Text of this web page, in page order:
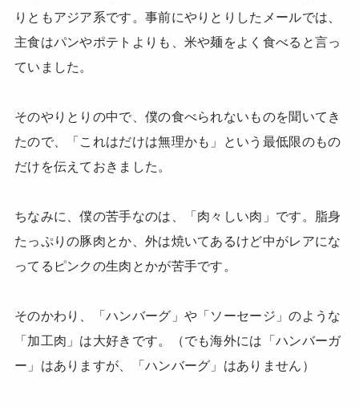
りともアジア系です。事前にやりとりしたメールでは、
主食はパンやポテトよりも、米や麺をよく食べると言っ
ていました。
そのやりとりの中で、僕の食べられないものを聞いてき
たので、「これはだけは無理かも」という最低限のもの
だけを伝えておきました。
ちなみに、僕の苦手なのは、「肉々しい肉」です。脂身
たっぷりの豚肉とか、外は焼いてあるけど中がレアにな
ってるピンクの生肉とかが苦手です。
そのかわり、「ハンバーグ」や「ソーセージ」のような
「加工肉」は大好きです。（でも海外には「ハンバーガ
ー」はありますが、「ハンバーグ」はありません）